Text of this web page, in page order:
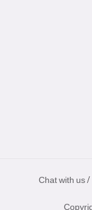
Chat with us /